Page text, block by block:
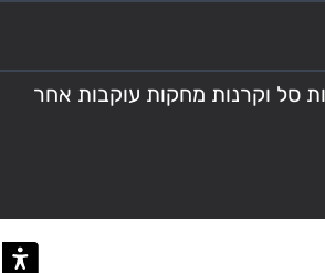
מ-200 קרנות סל וקרנות מחקות עוקבות אחר